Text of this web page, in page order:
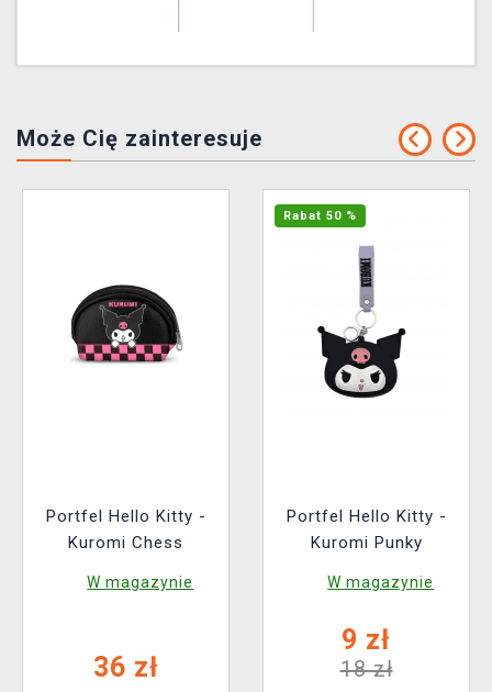
Może Cię zainteresuje
Portfel Hello Kitty -
Kuromi Chess
W magazynie
36 zł
Rabat 50 %
Portfel Hello Kitty -
Kuromi Punky
W magazynie
9 zł
18 zł